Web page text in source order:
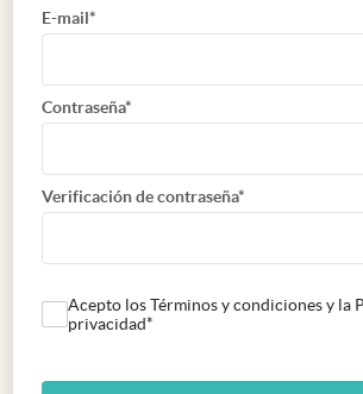
E-mail*
Contraseña*
Verificación de contraseña*
Acepto los Términos y condiciones y la
privacidad*